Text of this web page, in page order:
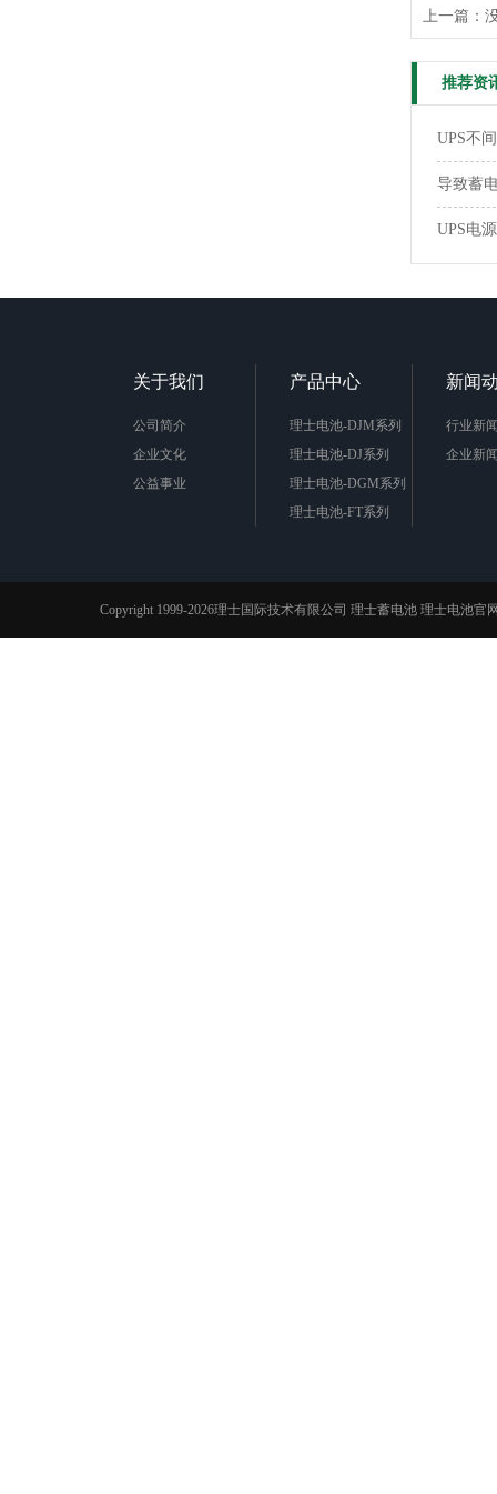
上一篇：
推荐资
UPS不
导致蓄
UPS电
关于我们
公司简介
企业文化
公益事业
产品中心
理士电池-DJM系列
理士电池-DJ系列
理士电池-DGM系列
理士电池-FT系列
新闻
行业新
企业新
Copyright 1999-2026理士国际技术有限公司 理士蓄电池 理士电池官